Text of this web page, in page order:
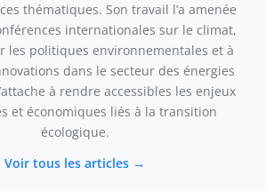
thématiques. Son travail l’a amenée
internationales sur le climat,
les politiques environnementales et à
dans le secteur des énergies
à rendre accessibles les enjeux
et économiques liés à la transition
écologique.
Voir tous les articles →